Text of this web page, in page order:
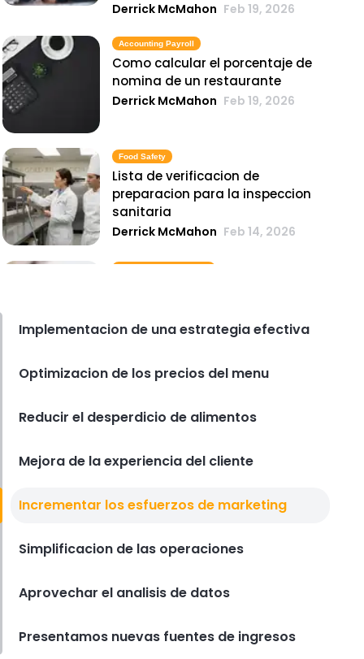
Derrick McMahon Feb 19, 2026
Accounting Payroll
Como calcular el porcentaje de
nomina de un restaurante
Derrick McMahon Feb 19, 2026
Food Safety
Lista de verificacion de
preparacion para la inspeccion
sanitaria
Derrick McMahon Feb 14, 2026
costo de los alimentos bajo
Lista de verificacion para la
restaurante
Derrick McMahon Feb 12, 2026
Food Safety
alimentaria para restaurantes
Como saber si su restaurante ha
Implementacion de una estrategia efectiva
Optimizacion de los precios del menu
Reducir el desperdicio de alimentos
Mejora de la experiencia del cliente
Incrementar los esfuerzos de marketing
Simplificacion de las operaciones
Aprovechar el analisis de datos
Presentamos nuevas fuentes de ingresos